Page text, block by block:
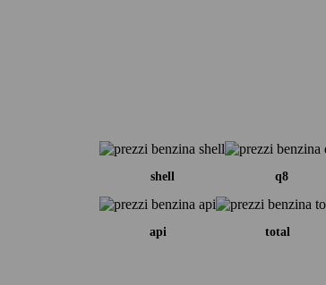
shell q8
api total